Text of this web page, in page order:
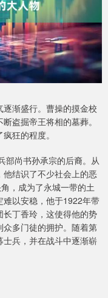
渐盛行。曹操的摸金校
盗掘帝王将相的墓葬。
狂的程度。
部尚书孙承宗的后裔。从
结识了不少社会上的恶
，成为了永城一带的土
以安稳，他于1922年带
丁香玲，这使得他的势
多门徒的拥护。随着第
兵，并在战斗中逐渐崭